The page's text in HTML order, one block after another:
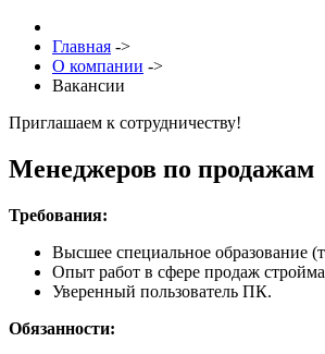
Главная ->
О компании ->
Вакансии
Приглашаем к сотрудничеству!
Менеджеров по продажам
Требования:
Высшее специальное образование
Опыт работ в сфере продаж
Уверенный пользователь ПК.
Обязанности: